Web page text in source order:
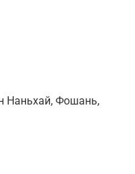
Наньхай, Фошань,